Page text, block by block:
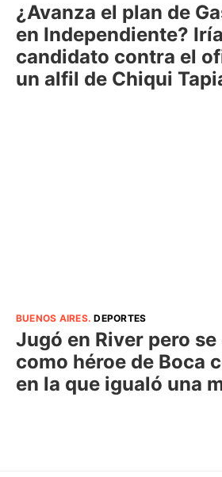
¿Avanza el plan de
en Independiente?
candidato contra el
un alfil de Chiqui
BUENOS AIRES.DEPORTES
Jugó en River pero
como héroe de Boca
en la que igualó una